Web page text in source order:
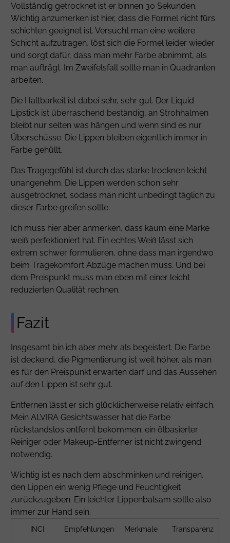
Vollständig getrocknet ist er binnen 30 Sekunden.
Wichtig anzumerken ist hier, dass die Formel nicht fürs
schichten geeignet ist. Versucht man eine weitere
Schicht aufzutragen, löst sich die Formel leider wieder
und sorgt dafür, dass man mehr Farbe abnimmt, als
man aufträgt. Im Zweifelsfall sollte man in Quadranten
arbeiten.
Die Haltbarkeit ist dabei sehr, sehr gut. Der Liquid
Lipstick ist überraschend beständig, an Strohhalmen
bleibt nur selten was hängen und wenn sind es nur
Überschüsse. Die Lippen bleiben eigentlich immer in
Farbe gehüllt.
Das Tragegefühl ist durch das starke trocknen leicht
unangenehm. Die Lippen werden schon sehr
ausgetrocknet, sodass man nicht unbedingt täglich zu
dieser Farbe greifen sollte.
Ich muss hier aber anmerken, dass kaum eine Marke
weiß perfektioniert hat. Ein echtes Weiß lässt sich
extrem schwer formulieren, ohne dass man irgendwo
beim Tragekomfort Abzüge machen muss. Und bei
dem Preispunkt muss man eben mit einer leicht
reduzierten Qualität rechnen.
Fazit
Insgesamt bin ich aber mehr als begeistert. Die Farbe
ist deckend, die Pigmentierung ist weit höher, als man
es für den Preispunkt erwarten darf und das Aussehen
auf den Lippen ist sehr gut.
Entfernen lässt er sich glücklicherweise relativ einfach.
Mein ALVIRA Gesichtswasser hat die Farbe
rückstandslos entfernt bekommen; ein ölbasierter
Reiniger oder Makeup-Entferner ist nicht zwingend
notwendig.
Wichtig ist es nach dem abschminken und reinigen,
den Lippen ein wenig Pflege und Feuchtigkeit
zurückzugeben. Ein leichter Lippenbalsam sollte also
immer zur Hand sein.
INCI Empfehlungen Merkmale Transparenz